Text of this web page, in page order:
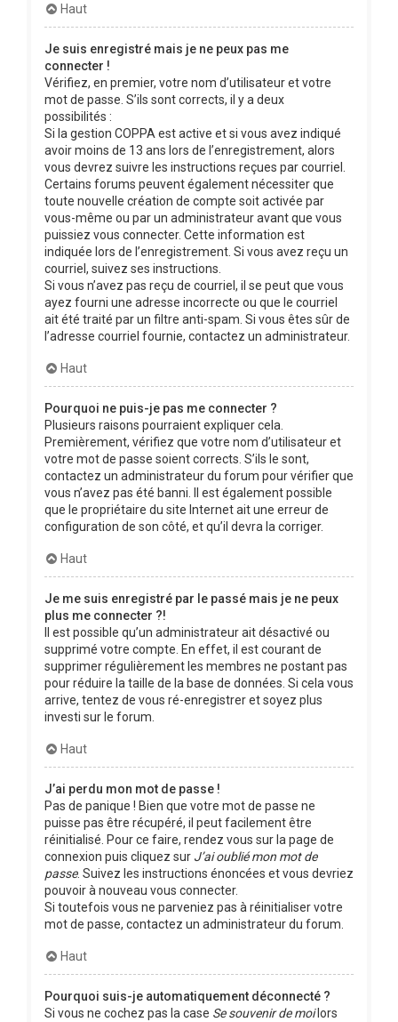
Haut
Je suis enregistré mais je ne peux pas me
connecter !
Vérifiez, en premier, votre nom d’utilisateur et votre
mot de passe. S’ils sont corrects, il y a deux
possibilités :
Si la gestion COPPA est active et si vous avez indiqué
avoir moins de 13 ans lors de l’enregistrement, alors
vous devrez suivre les instructions reçues par courriel.
Certains forums peuvent également nécessiter que
toute nouvelle création de compte soit activée par
vous-même ou par un administrateur avant que vous
puissiez vous connecter. Cette information est
indiquée lors de l’enregistrement. Si vous avez reçu un
courriel, suivez ses instructions.
Si vous n’avez pas reçu de courriel, il se peut que vous
ayez fourni une adresse incorrecte ou que le courriel
ait été traité par un filtre anti-spam. Si vous êtes sûr de
l’adresse courriel fournie, contactez un administrateur.
Haut
Pourquoi ne puis-je pas me connecter ?
Plusieurs raisons pourraient expliquer cela.
Premièrement, vérifiez que votre nom d’utilisateur et
votre mot de passe soient corrects. S’ils le sont,
contactez un administrateur du forum pour vérifier que
vous n’avez pas été banni. Il est également possible
que le propriétaire du site Internet ait une erreur de
configuration de son côté, et qu’il devra la corriger.
Haut
Je me suis enregistré par le passé mais je ne peux
plus me connecter ?!
Il est possible qu’un administrateur ait désactivé ou
supprimé votre compte. En effet, il est courant de
supprimer régulièrement les membres ne postant pas
pour réduire la taille de la base de données. Si cela vous
arrive, tentez de vous ré-enregistrer et soyez plus
investi sur le forum.
Haut
J’ai perdu mon mot de passe !
Pas de panique ! Bien que votre mot de passe ne
puisse pas être récupéré, il peut facilement être
réinitialisé. Pour ce faire, rendez vous sur la page de
connexion puis cliquez sur J’ai oublié mon mot de
passe. Suivez les instructions énoncées et vous devriez
pouvoir à nouveau vous connecter.
Si toutefois vous ne parveniez pas à réinitialiser votre
mot de passe, contactez un administrateur du forum.
Haut
Pourquoi suis-je automatiquement déconnecté ?
Si vous ne cochez pas la case Se souvenir de moilors